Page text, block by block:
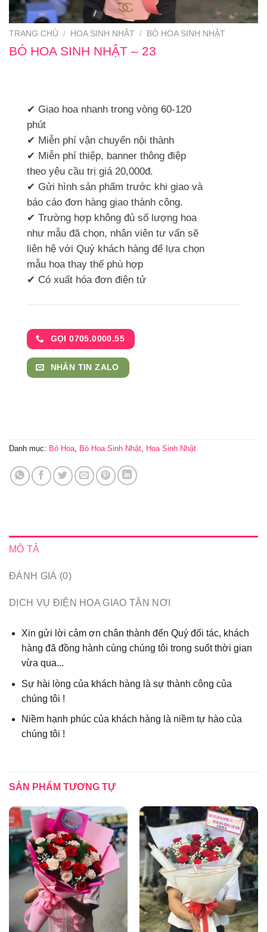
TRANG CHỦ / HOA SINH NHẬT / BÓ HOA SINH NHẬT
BÓ HOA SINH NHẬT – 23
✔ Giao hoa nhanh trong vòng 60-120
phút
✔ Miễn phí vận chuyển nội thành
✔ Miễn phí thiệp, banner thông điệp
theo yêu cầu trị giá 20,000đ.
✔ Gửi hình sản phẩm trước khi giao và
báo cáo đơn hàng giao thành công.
✔ Trường hợp không đủ số lượng hoa
như mẫu đã chọn, nhân viên tư vấn sẽ
liên hệ với Quý khách hàng để lựa chọn
mẫu hoa thay thế phù hợp
✔ Có xuất hóa đơn điện tử
GỌI 0705.0000.55
NHẮN TIN ZALO
Danh mục: Bó Hoa, Bó Hoa Sinh Nhật, Hoa Sinh Nhật
MÔ TẢ
ĐÁNH GIÁ (0)
DỊCH VỤ ĐIỆN HOA GIAO TẬN NƠI
Xin gửi lời cảm ơn chân thành đến Quý đối tác, khách
hàng đã đồng hành cùng chúng tôi trong suốt thời gian
vừa qua...
Sự hài lòng của khách hàng là sự thành công của
chúng tôi !
Niềm hạnh phúc của khách hàng là niềm tự hào của
chúng tôi !
SẢN PHẨM TƯƠNG TỰ